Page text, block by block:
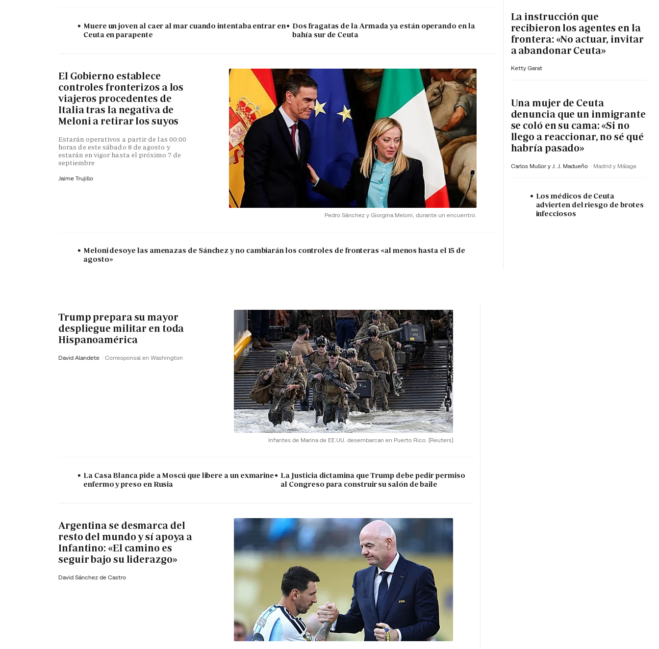
Muere un joven al caer al mar cuando intentaba entrar en
Ceuta en parapente
Dos fragatas de la Armada ya están operando en la
bahía sur de Ceuta
Pedro Sánchez y Giorgina Meloni, durante un encuentro.
El Gobierno establece
controles fronterizos a los
viajeros procedentes de
Italia tras la negativa de
Meloni a retirar los suyos
Estarán operativos a partir de las 00:00
horas de este sábado 8 de agosto y
estarán en vigor hasta el próximo 7 de
septiembre
Jaime Trujillo
Meloni desoye las amenazas de Sánchez y no cambiarán los controles de fronteras «al menos hasta el 15 de
agosto»
La instrucción que
recibieron los agentes en la
frontera: «No actuar, invitar
a abandonar Ceuta»
Ketty Garat
Una mujer de Ceuta
denuncia que un inmigrante
se coló en su cama: «Si no
llego a reaccionar, no sé qué
habría pasado»
Carlos Mullor y J. J. Madueño Madrid y Málaga
Los médicos de Ceuta
advierten del riesgo de brotes
infecciosos
Infantes de Marina de EE.UU. desembarcan en Puerto Rico. (Reuters)
Trump prepara su mayor
despliegue militar en toda
Hispanoamérica
David Alandete Corresponsal en Washington
La Casa Blanca pide a Moscú que libere a un exmarine
enfermo y preso en Rusia
La Justicia dictamina que Trump debe pedir permiso
al Congreso para construir su salón de baile
Argentina se desmarca del
resto del mundo y sí apoya a
Infantino: «El camino es
seguir bajo su liderazgo»
David Sánchez de Castro